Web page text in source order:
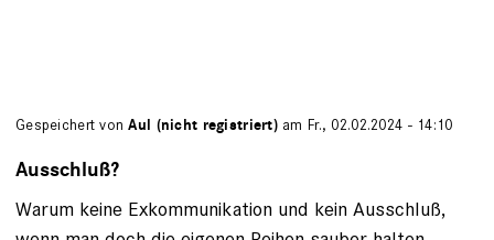
Gespeichert vonAul (nicht registriert)am Fr., 02.02.2024 - 14:10
Ausschluß?
Warum keine Exkommunikation und kein Ausschluß,